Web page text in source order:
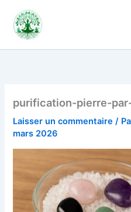
contenu
purification-pierre-
Laisser un commentaire /
mars 2026